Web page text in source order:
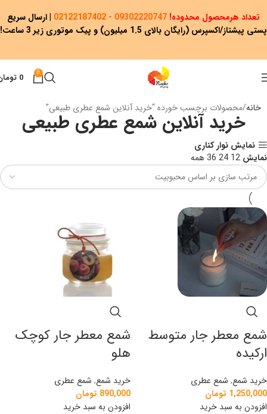
0
0
خانه محصولات برچسب خورده “خرید آنلاین شمع عطری طبیعی”
خرید آنلاین شمع عطری طبیعی
نمایش نوار کناری
نمایش 12
24
36همه
شمع معطر جار متوسط
ارکیده
خرید شمع, شمع عطری
1,250,000 تومان
افزودن به سبد خرید
شمع معطر جار کوچک
هلو
خرید شمع, شمع عطری
890,000 تومان
افزودن به سبد خرید
تعداد هرمحصول محدوده! 09302220747 - 02122187402
|ارسال سریع
پستی پیشتاز/اکسپرس (رایگان بالای 1.5 میلیون) و پیک موتوری زیر 3 ساعت!